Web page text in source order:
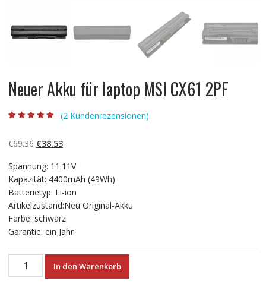
Neuer Akku für laptop MSI CX61 2PF
basierend auf
Kundenbewertun
(2 Kundenrezensionen)
€69.36 Ursprünglicher
war:
€69.36
€38.53Aktueller
ist:
€38.53.
Spannung: 11.11V
Kapazität: 4400mAh (49Wh)
Batterietyp: Li-ion
Artikelzustand:Neu Original-Akku
Farbe: schwarz
Garantie: ein Jahr
Neuer
In den Warenkorb